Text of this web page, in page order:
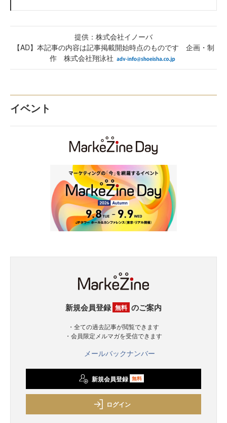
提供：株式会社イノーバ
【AD】本記事の内容は記事掲載開始時点のものです 企画・制
作 株式会社翔泳社
イベント
新規会員登録 無料 のご案内
・全ての過去記事が閲覧できます
・会員限定メルマガを受信できます
メールバックナンバー
新規会員登録 無料
ログイン